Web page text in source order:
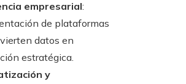
empresarial:
de plataformas
datos en
estratégica.
y